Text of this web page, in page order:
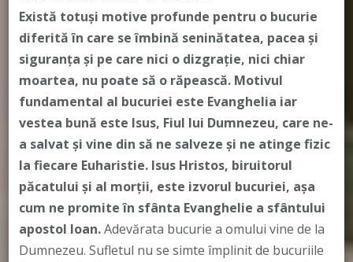
Există totuşi motive profunde pentru o bucurie
diferită în care se îmbină seninătatea, pacea şi
siguranţa şi pe care nici o dizgraţie, nici chiar
moartea, nu poate să o răpească. Motivul
fundamental al bucuriei este Evanghelia iar
vestea bună este Isus, Fiul lui Dumnezeu, care ne-
a salvat şi vine din să ne salveze și ne atinge fizic
la fiecare Euharistie. Isus Hristos, biruitorul
păcatului şi al morţii, este izvorul bucuriei, așa
cum ne promite în sfânta Evanghelie a sfântului
apostol Ioan.Adevărata bucurie a omului vine de la
Dumnezeu. Sufletul nu se simte împlinit de bucuriile